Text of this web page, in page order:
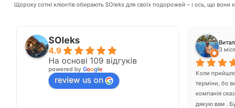
Щороку сотні клієнтів обирають SOleks для своїх подорожей – і ось, що вони
SOleks
4.9
На основі 109 відгуків
powered byGoogle
review us on
Inna
3 місяці тому
Звернулась для оформлення візи до Китаю, дуже
вдячна менеджеру Миколі, завжди був на зв’язку,
3
Коли
терміни, бо
компанія
дякую вам .